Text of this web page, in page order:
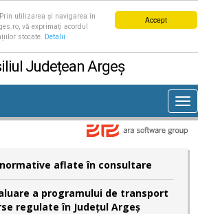
Accept
utilizarea și navigarea în
vă exprimați acordul
stocate.
Detalii
Județean Argeș
aflate în consultare
a programului de transport
regulate în Județul Argeș